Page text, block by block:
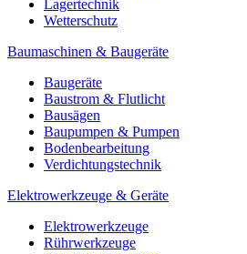
Lagertechnik
Wetterschutz
Baumaschinen & Baugeräte
Baugeräte
Baustrom & Flutlicht
Bausägen
Baupumpen & Pumpen
Bodenbearbeitung
Verdichtungstechnik
Elektrowerkzeuge & Geräte
Elektrowerkzeuge
Rührwerkzeuge